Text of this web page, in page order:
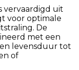
vervaardigd uit
voor optimale
De
met een
levensduur tot
of